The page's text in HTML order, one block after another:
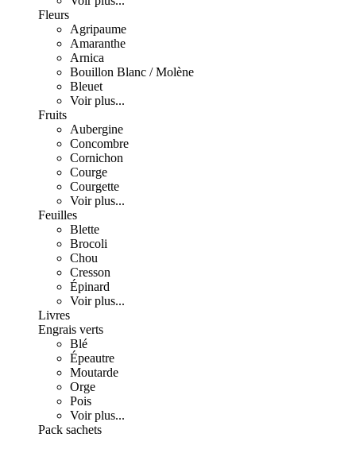
Fleurs
Agripaume
Amaranthe
Arnica
Bouillon Blanc / Molène
Bleuet
Voir plus...
Fruits
Aubergine
Concombre
Cornichon
Courge
Courgette
Voir plus...
Feuilles
Blette
Brocoli
Chou
Cresson
Épinard
Voir plus...
Livres
Engrais verts
Blé
Épeautre
Moutarde
Orge
Pois
Voir plus...
Pack sachets